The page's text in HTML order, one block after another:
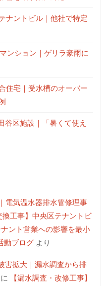
ナントビル｜他社で特定
ンション｜ゲリラ豪雨に
住宅｜受水槽のオーバー
区施設｜「暑くて使え
電気温水器排水管修理事
工事】中央区テナントビ
ント営業への影響を最小
動ブログ より
害拡大｜漏水調査から排
に
【漏水調査・改修工事】